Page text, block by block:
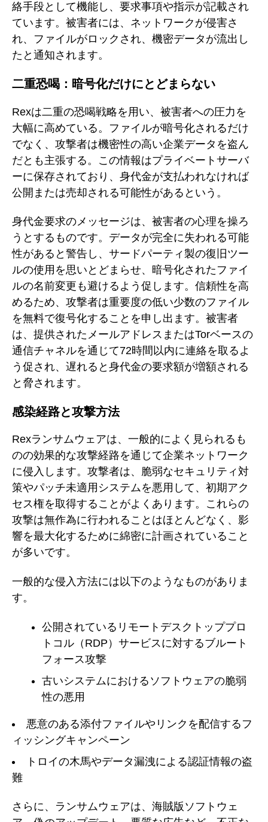
絡手段として機能し、要求事項や指示が記載され
ています。被害者には、ネットワークが侵害さ
れ、ファイルがロックされ、機密データが流出し
たと通知されます。
二重恐喝：暗号化だけにとどまらない
Rexは二重の恐喝戦略を用い、被害者への圧力を
大幅に高めている。ファイルが暗号化されるだけ
でなく、攻撃者は機密性の高い企業データを盗ん
だとも主張する。この情報はプライベートサーバ
ーに保存されており、身代金が支払われなければ
公開または売却される可能性があるという。
身代金要求のメッセージは、被害者の心理を操ろ
うとするものです。データが完全に失われる可能
性があると警告し、サードパーティ製の復旧ツー
ルの使用を思いとどまらせ、暗号化されたファイ
ルの名前変更も避けるよう促します。信頼性を高
めるため、攻撃者は重要度の低い少数のファイル
を無料で復号化することを申し出ます。被害者
は、提供されたメールアドレスまたはTorベースの
通信チャネルを通じて72時間以内に連絡を取るよ
う促され、遅れると身代金の要求額が増額される
と脅されます。
感染経路と攻撃方法
Rexランサムウェアは、一般的によく見られるも
のの効果的な攻撃経路を通じて企業ネットワーク
に侵入します。攻撃者は、脆弱なセキュリティ対
策やパッチ未適用システムを悪用して、初期アク
セス権を取得することがよくあります。これらの
攻撃は無作為に行われることはほとんどなく、影
響を最大化するために綿密に計画されていること
が多いです。
一般的な侵入方法には以下のようなものがありま
す。
公開されているリモートデスクトッププロ
トコル（RDP）サービスに対するブルート
フォース攻撃
古いシステムにおけるソフトウェアの脆弱
性の悪用
悪意のある添付ファイルやリンクを配信するフ
ィッシングキャンペーン
トロイの木馬やデータ漏洩による認証情報の盗
難
さらに、ランサムウェアは、海賊版ソフトウェ